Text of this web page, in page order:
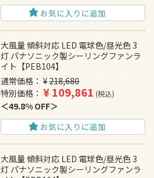
お気に入りに追加
大風量 傾斜対応 LED 電球色/昼光色 3
灯 パナソニック製シーリングファンラ
イト【PEB104】
通常価格
¥218,680
特別価格
¥109,861 税込
49.8% OFF
お気に入りに追加
大風量 傾斜対応 LED 電球色/昼光色 3
灯 パナソニック製シーリングファンラ